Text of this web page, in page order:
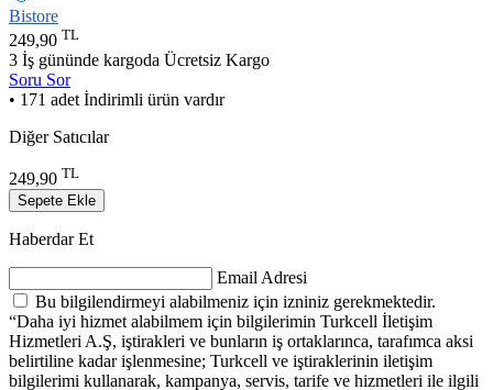
Bistore
249,90 TL
3 İş gününde kargoda Ücretsiz Kargo
Soru Sor
• 171 adet İndirimli ürün vardır
Diğer Satıcılar
249,90 TL
Sepete Ekle
Haberdar Et
Email Adresi
Bu bilgilendirmeyi alabilmeniz için izniniz gerekmektedir.
“Daha iyi hizmet alabilmem için bilgilerimin Turkcell İletişim
Hizmetleri A.Ş, iştirakleri ve bunların iş ortaklarınca, tarafımca aksi
belirtiline kadar işlenmesine; Turkcell ve iştiraklerinin iletişim
bilgilerimi kullanarak, kampanya, servis, tarife ve hizmetleri ile ilgili